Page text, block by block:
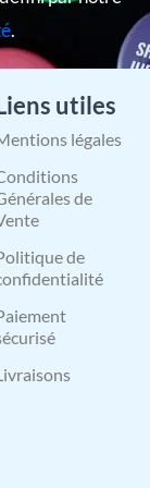
.
utiles
légales
de
de